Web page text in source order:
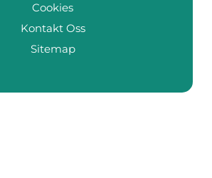
Cookies
Kontakt Oss
Sitemap